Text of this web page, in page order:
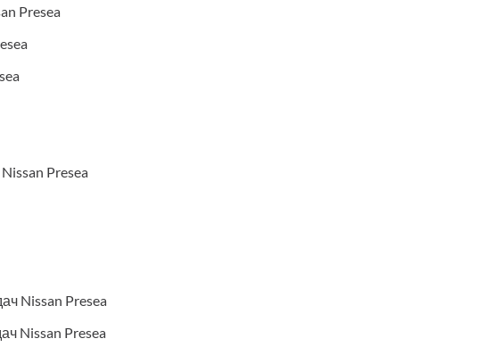
Presea
Presea
Nissan Presea
Nissan Presea